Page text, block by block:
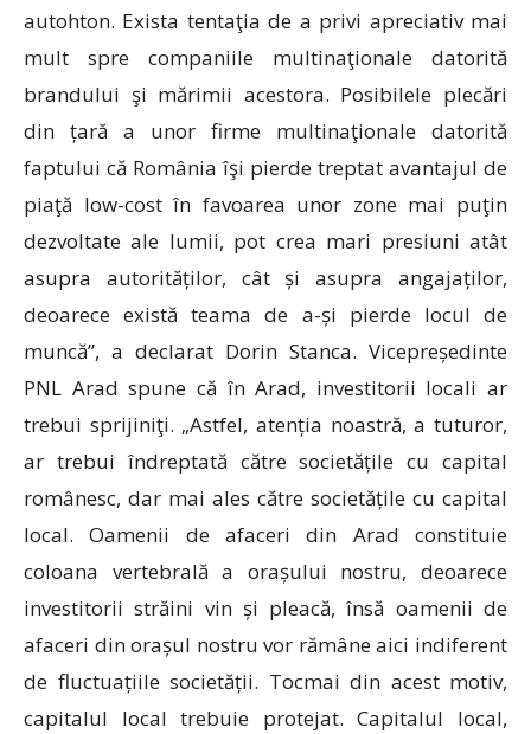
autohton. Exista tentaţia de a privi apreciativ mai
mult spre companiile multinaţionale datorită
brandului şi mărimii acestora. Posibilele plecări
din țară a unor firme multinaţionale datorită
faptului că România îşi pierde treptat avantajul de
piaţă low-cost în favoarea unor zone mai puţin
dezvoltate ale lumii, pot crea mari presiuni atât
asupra autorităților, cât și asupra angajaților,
deoarece există teama de a-și pierde locul de
muncă”, a declarat Dorin Stanca. Vicepreședinte
PNL Arad spune că în Arad, investitorii locali ar
trebui sprijiniţi. „Astfel, atenția noastră, a tuturor,
ar trebui îndreptată către societățile cu capital
românesc, dar mai ales către societățile cu capital
local. Oamenii de afaceri din Arad constituie
coloana vertebrală a orașului nostru, deoarece
investitorii străini vin și pleacă, însă oamenii de
afaceri din orașul nostru vor rămâne aici indiferent
de fluctuațiile societății. Tocmai din acest motiv,
capitalul local trebuie protejat. Capitalul local,